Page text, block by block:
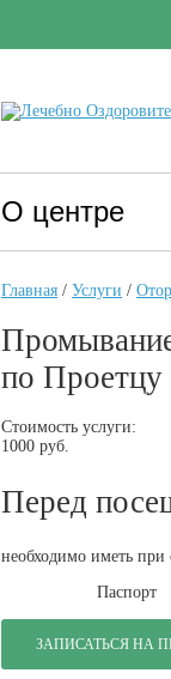
О центре
Главная / Услуги /
по Проетцу
Стоимость услуги:
1000 руб.
Перед
необходимо иметь при
Паспорт
ЗАПИСАТЬСЯ НА